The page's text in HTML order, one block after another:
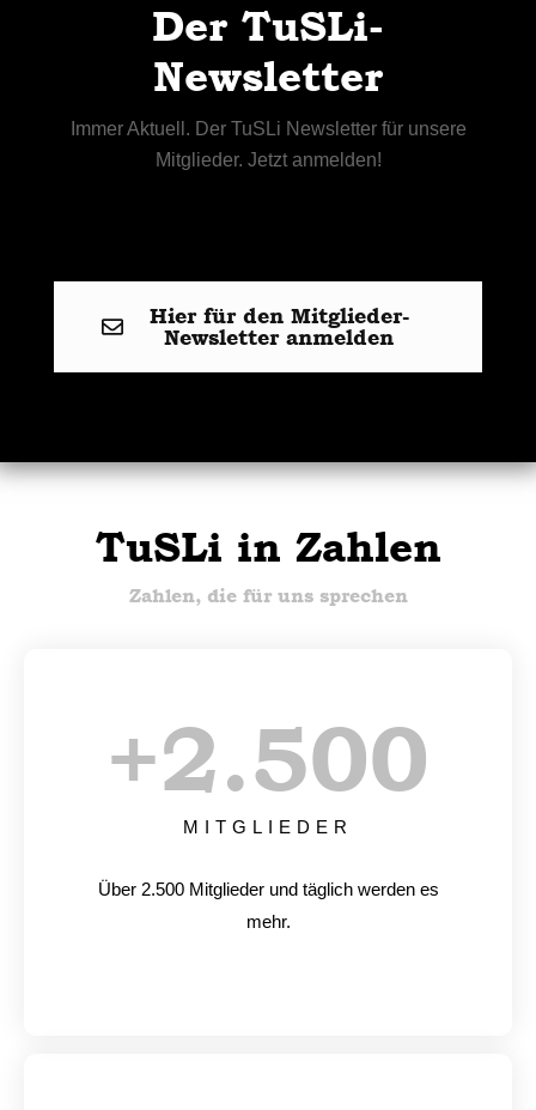
Der TuSLi-
Newsletter
Immer Aktuell. Der TuSLi Newsletter für unsere
Mitglieder. Jetzt anmelden!
Hier für den Mitglieder-
Newsletter anmelden
TuSLi in Zahlen
Zahlen, die für uns sprechen
MITGLIEDER
+2.500
Über 2.500 Mitglieder und täglich werden es
mehr.